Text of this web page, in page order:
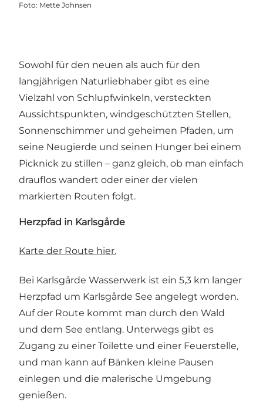
Foto: Mette Johnsen
Sowohl für den neuen als auch für den
langjährigen Naturliebhaber gibt es eine
Vielzahl von Schlupfwinkeln, versteckten
Aussichtspunkten, windgeschützten Stellen,
Sonnenschimmer und geheimen Pfaden, um
seine Neugierde und seinen Hunger bei einem
Picknick zu stillen – ganz gleich, ob man einfach
drauflos wandert oder einer der vielen
markierten Routen folgt.
Herzpfad in Karlsgårde
Karte der Route hier.
Bei Karlsgårde Wasserwerk ist ein 5,3 km langer
Herzpfad um Karlsgårde See angelegt worden.
Auf der Route kommt man durch den Wald
und dem See entlang. Unterwegs gibt es
Zugang zu einer Toilette und einer Feuerstelle,
und man kann auf Bänken kleine Pausen
einlegen und die malerische Umgebung
genießen.